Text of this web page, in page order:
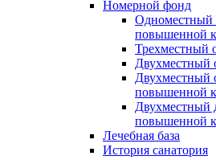
Номерной фонд
Одноместный
повышенной
Трехместный
Двухместный
Двухместный
повышенной
Двухместный
повышенной
Лечебная база
История санатория